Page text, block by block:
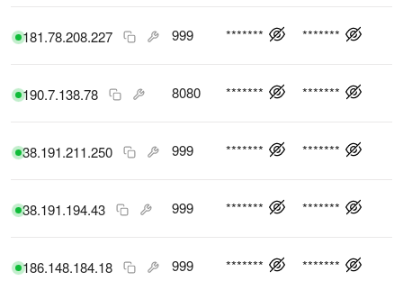
181.78.208.227 999 ******* *******
190.7.138.78 8080 ******* *******
38.191.211.250 999 ******* *******
38.191.194.43 999 ******* *******
186.148.184.18 999 ******* *******